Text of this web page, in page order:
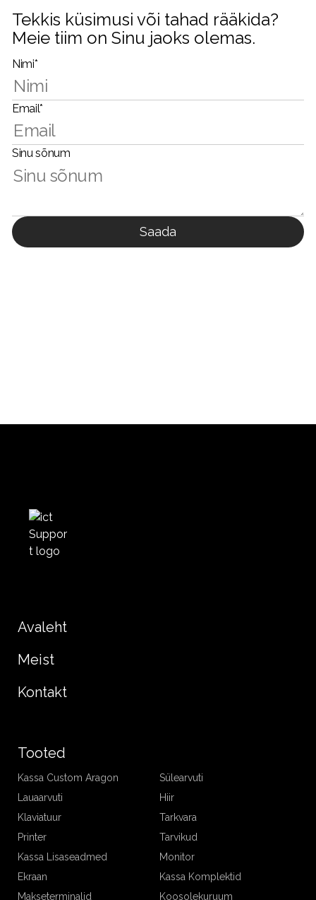
Tekkis küsimusi või tahad rääkida?
Meie tiim on Sinu jaoks olemas.
Nimi*
Email*
Sinu sõnum
Saada
Avaleht
Meist
Kontakt
Tooted
Kassa Custom Aragon
Sülearvuti
Lauaarvuti
Hiir
Klaviatuur
Tarkvara
Printer
Tarvikud
Kassa Lisaseadmed
Monitor
Ekraan
Kassa Komplektid
Makseterminalid
Koosolekuruum